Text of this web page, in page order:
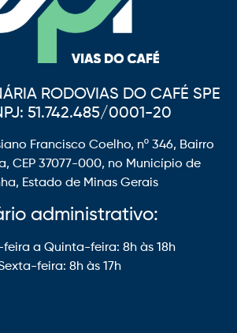
RODOVIAS DO CAFÉ SPE
51.742.485/0001-20
Francisco Coelho, nº 346, Bairro
CEP 37077-000, no Município de
Estado de Minas Gerais
administrativo:
a Quinta-feira: 8h às 18h
feira: 8h às 17h